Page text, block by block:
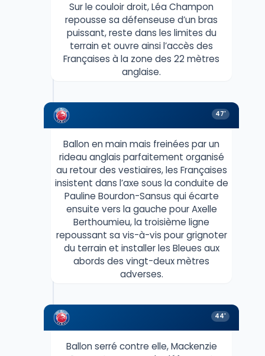
Sur le couloir droit, Léa Champon
repousse sa défenseuse d’un bras
puissant, reste dans les limites du
terrain et ouvre ainsi l’accès des
Françaises à la zone des 22 mètres
anglaise.
47'
Ballon en main mais freinées par un
rideau anglais parfaitement organisé
au retour des vestiaires, les Françaises
insistent dans l’axe sous la conduite de
Pauline Bourdon-Sansus qui écarte
ensuite vers la gauche pour Axelle
Berthoumieu, la troisième ligne
repoussant sa vis-à-vis pour grignoter
du terrain et installer les Bleues aux
abords des vingt-deux mètres
adverses.
44'
Ballon serré contre elle, Mackenzie